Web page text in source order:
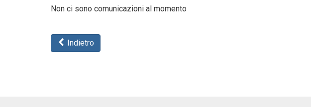
Non ci sono comunicazioni al momento
Indietro